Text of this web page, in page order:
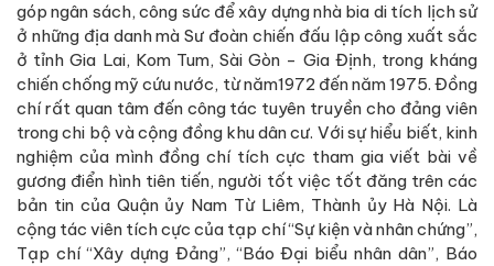
góp ngân sách, công sức để xây dựng nhà bia di tích lịch sử
ở những địa danh mà Sư đoàn chiến đấu lập công xuất sắc
ở tỉnh Gia Lai, Kom Tum, Sài Gòn - Gia Định, trong kháng
chiến chống mỹ cứu nước, từ năm1972 đến năm 1975. Đồng
chí rất quan tâm đến công tác tuyên truyền cho đảng viên
trong chi bộ và cộng đồng khu dân cư. Với sự hiểu biết, kinh
nghiệm của mình đồng chí tích cực tham gia viết bài về
gương điển hình tiên tiến, người tốt việc tốt đăng trên các
bản tin của Quận ủy Nam Từ Liêm, Thành ủy Hà Nội. Là
cộng tác viên tích cực của tạp chí “Sự kiện và nhân chứng”,
Tạp chí “Xây dựng Đảng”, “Báo Đại biểu nhân dân”, Báo